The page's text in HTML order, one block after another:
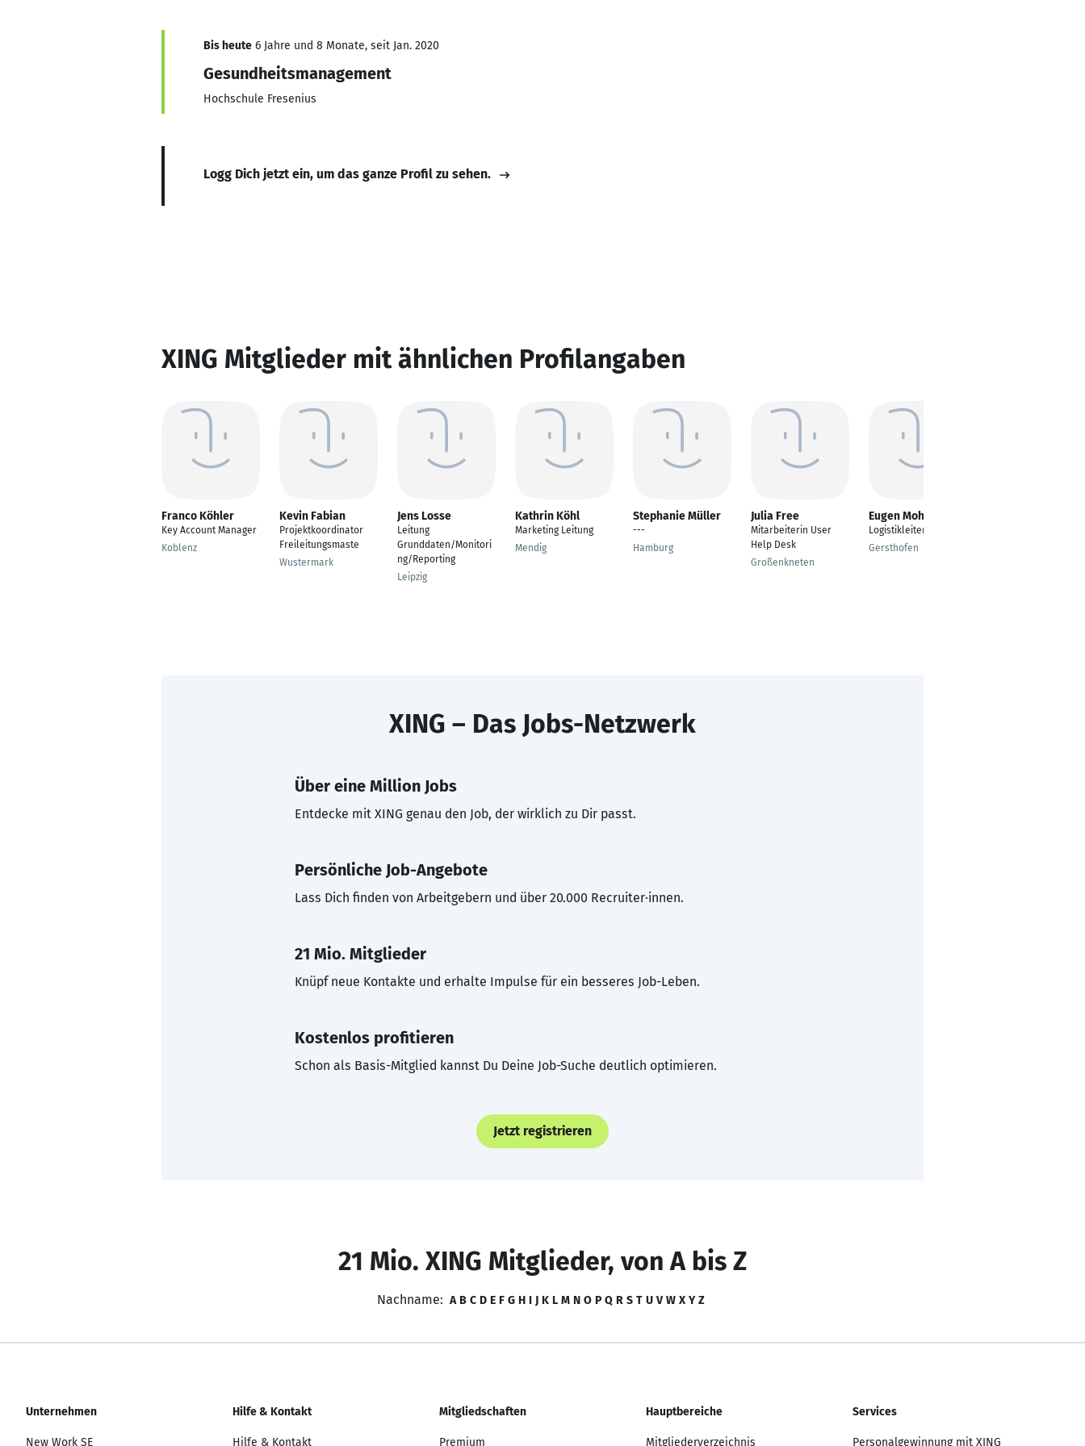
Bis heute 6 Jahre und 8 Monate, seit Jan. 2020
Gesundheitsmanagement
Hochschule Fresenius
Logg Dich jetzt ein, um das ganze Profil zu sehen.
XING Mitglieder mit ähnlichen Profilangaben
Franco Köhler
Key Account Manager
Koblenz
Kevin Fabian
Projektkoordinator
Freileitungsmaste
Wustermark
Jens Losse
Leitung
Grunddaten/Monitori
ng/Reporting
Leipzig
Kathrin Köhl
Marketing Leitung
Mendig
Stephanie Müller
---
Hamburg
Julia Free
Mitarbeiterin User
Help Desk
Großenkneten
Eugen Mohrlang
Logistikleiter
Gersthofen
XING – Das Jobs-Netzwerk
Über eine Million Jobs
Entdecke mit XING genau den Job, der wirklich zu Dir passt.
Persönliche Job-Angebote
Lass Dich finden von Arbeitgebern und über 20.000 Recruiter·innen.
21 Mio. Mitglieder
Knüpf neue Kontakte und erhalte Impulse für ein besseres Job-Leben.
Kostenlos profitieren
Schon als Basis-Mitglied kannst Du Deine Job-Suche deutlich optimieren.
Jetzt registrieren
21 Mio. XING Mitglieder, von A bis Z
Nachname: A B C D E F G H I J K L M N O P Q R S T U V W X Y Z
Unternehmen
New Work SE
Hilfe & Kontakt
Hilfe & Kontakt
Mitgliedschaften
Premium
Hauptbereiche
Mitgliederverzeichnis
Services
Personalgewinnung mit XING